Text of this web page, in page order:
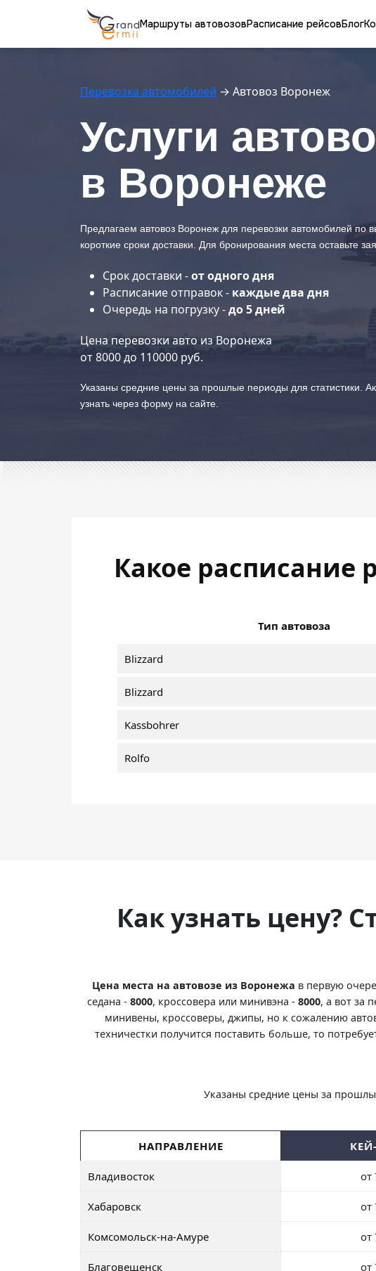
Маршруты автовозовРасписание рейсовБлог
Перевозка автомобилей → Автовоз Воронеж
Услуги
в Воронеже
Предлагаем автовоз Воронеж для перевозки автомобилей по
короткие сроки доставки. Для бронирования места оставьте
Срок доставки -от одного дня
Расписание отправок - каждые два дня
Очередь на погрузку -до 5 дней
Цена перевозки авто из Воронежа
от8000до 110000 руб.
Указаны средние цены за прошлые периоды для статистики.
узнать через форму на сайте.
Какое расписание
Тип автовоза
Blizzard
Blizzard
Kassbohrer
Rolfo
Как узнать цену?
Цена места на автовозе из Воронежа в первую
седана - 8000, кроссовера или минивэна - 8000, а вот за
минивены, кроссоверы, джипы, но к сожалению
техничестки получится поставить больше, то
Указаны средние цены за
НАПРАВЛЕНИЕ
Владивосток от
Хабаровск от
Комсомольск-на-Амуре от
Благовещенск от